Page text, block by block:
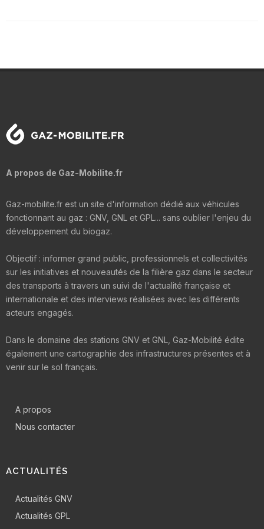
A propos de Gaz-Mobilite.fr
Gaz-mobilite.fr est un site d'information dédié aux véhicules
fonctionnant au gaz : GNV, GNL et GPL... sans oublier l'enjeu du
développement du biogaz.
Objectif : informer grand public, professionnels et collectivités
sur les initiatives et nouveautés de la filière gaz dans le secteur
des transports à travers un suivi de l'actualité française et
internationale et des interviews réalisées avec les différents
acteurs engagés.
Dans le domaine des stations GNV et GNL, Gaz-Mobilité édite
également une cartographie des infrastructures présentes et à
venir sur le sol français.
A propos
Nous contacter
ACTUALITÉS
Actualités GNV
Actualités GPL